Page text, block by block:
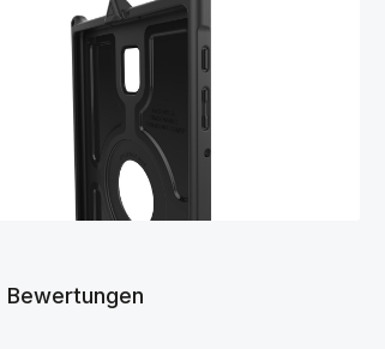
Bewertungen